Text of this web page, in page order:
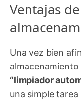
Ventajas
Una vez bien
“limpiador
una simple